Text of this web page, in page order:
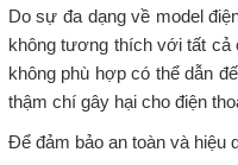
Do sự đa dạng về model
không tương thích với tất cả
không phù hợp có thể dẫn
thậm chí gây hại cho điện
Để đảm bảo an toàn và hiệu